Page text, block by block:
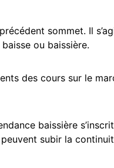
sommet. Il
ou baissière.
des cours sur le
baissière
subir la